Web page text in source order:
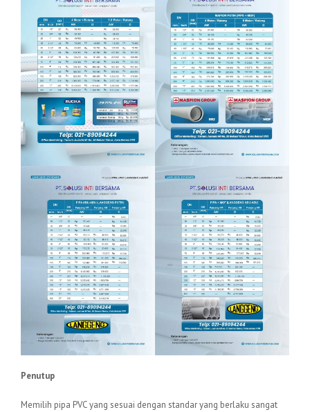
Penutup
Memilih pipa PVC yang sesuai dengan standar yang berlaku sangat